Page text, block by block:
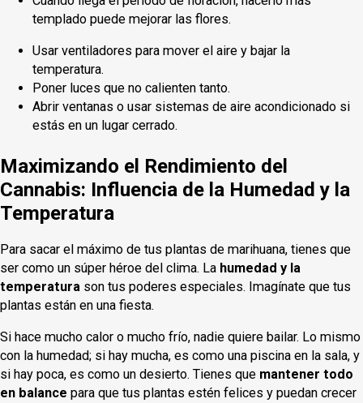
templado puede mejorar las flores.
Usar ventiladores para mover el aire y bajar la
temperatura.
Poner luces que no calienten tanto.
Abrir ventanas o usar sistemas de aire acondicionado si
estás en un lugar cerrado.
Maximizando el Rendimiento del
Cannabis: Influencia de la Humedad y la
Temperatura
Para sacar el máximo de tus plantas de marihuana, tienes que
ser como un súper héroe del clima. La humedad y la
temperatura son tus poderes especiales. Imagínate que tus
plantas están en una fiesta.
Si hace mucho calor o mucho frío, nadie quiere bailar. Lo mismo
con la humedad; si hay mucha, es como una piscina en la sala, y
si hay poca, es como un desierto. Tienes que mantener todo
en balance para que tus plantas estén felices y puedan crecer